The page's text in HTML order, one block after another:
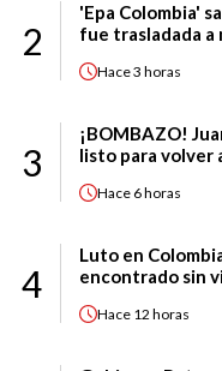
2
'Epa Colombia'
fue trasladada a
Hace3 horas
3
¡BOMBAZO!
listo para volver
Hace 6 horas
4
Luto en
encontrado sin
Hace 12 horas